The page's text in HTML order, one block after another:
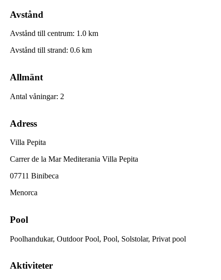
Avstånd
Avstånd till centrum: 1.0 km
Avstånd till strand: 0.6 km
Allmänt
Antal våningar: 2
Adress
Villa Pepita
Carrer de la Mar Mediterania Villa Pepita
07711 Binibeca
Menorca
Pool
Poolhandukar, Outdoor Pool, Pool, Solstolar, Privat pool
Aktiviteter